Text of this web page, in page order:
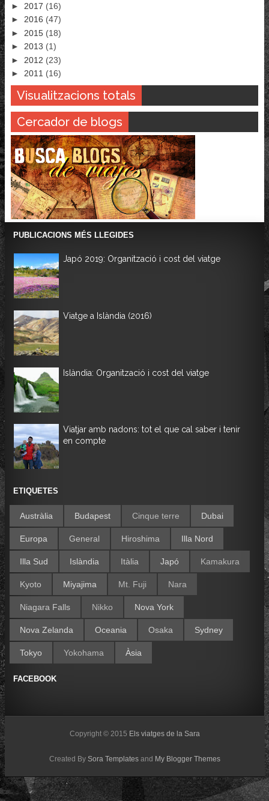
► 2017 (16)
► 2016 (47)
► 2015 (18)
► 2013 (1)
► 2012 (23)
► 2011 (16)
Visualitzacions totals
Cercador de blogs
PUBLICACIONS MÉS LLEGIDES
Japó 2019: Organització i cost del viatge
Viatge a Islàndia (2016)
Islàndia: Organització i cost del viatge
Viatjar amb nadons: tot el que cal saber i tenir
en compte
ETIQUETES
Austràlia Budapest Cinque terre Dubai
Europa General Hiroshima Illa Nord
Illa Sud Islàndia Itàlia Japó Kamakura
Kyoto Miyajima Mt. Fuji Nara
Niagara Falls Nikko Nova York
Nova Zelanda Oceania Osaka Sydney
Tokyo Yokohama Àsia
FACEBOOK
Copyright © 2015 Els viatges de la Sara
Created BySora Templates and My Blogger Themes